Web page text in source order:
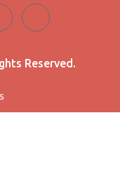
Reserved.